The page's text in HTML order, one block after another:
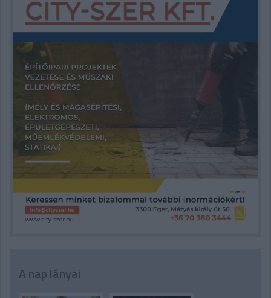
A nap lányai